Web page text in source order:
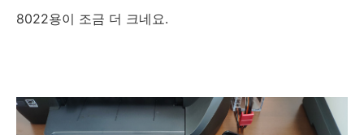
8022용이 조금 더 크네요.